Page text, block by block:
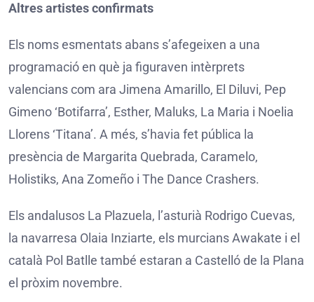
Altres artistes confirmats
Els noms esmentats abans s’afegeixen a una
programació en què ja figuraven intèrprets
valencians com ara Jimena Amarillo, El Diluvi, Pep
Gimeno ‘Botifarra’, Esther, Maluks, La Maria i Noelia
Llorens ‘Titana’. A més, s’havia fet pública la
presència de Margarita Quebrada, Caramelo,
Holistiks, Ana Zomeño i The Dance Crashers.
Els andalusos La Plazuela, l’asturià Rodrigo Cuevas,
la navarresa Olaia Inziarte, els murcians Awakate i el
català Pol Batlle també estaran a Castelló de la Plana
el pròxim novembre.